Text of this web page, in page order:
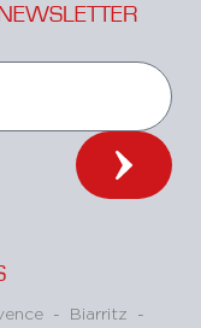
- Biarritz -